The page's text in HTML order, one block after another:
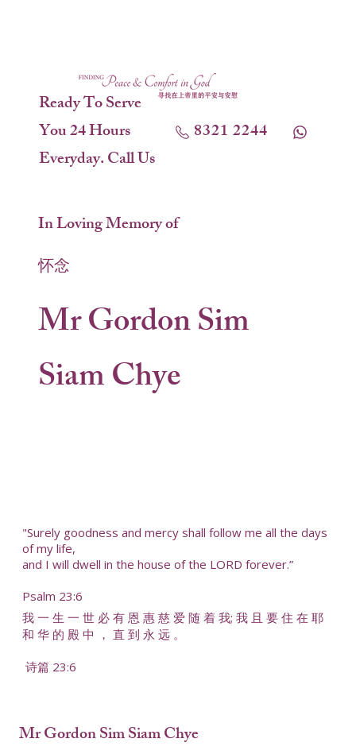
Ready To Serve
You 24 Hours
Everyday. Call Us
8321 2244
In Loving Memory of
怀念
Mr Gordon Sim
Siam Chye
"Surely goodness and mercy shall follow me all the days
of my life,
and I will dwell in the house of the LORD forever.”
Psalm 23:6
我 一 生 一 世 必 有 恩 惠 慈 爱 随 着 我; 我 且 要 住 在 耶
和 华 的 殿 中 ， 直 到 永 远 。
诗篇 23:6
Mr Gordon Sim Siam Chye